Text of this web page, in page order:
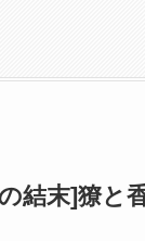
結末]獠と